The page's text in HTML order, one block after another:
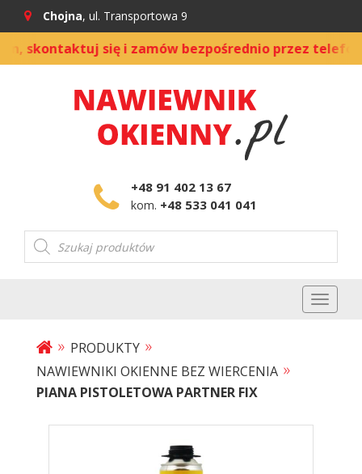
Chojna, ul. Transportowa 9
się i zamów bezpośrednio przez telefon |
+48 91 402 13 67
kom. +48 533 041 041
Wyszukiwarka
produktów
Toggle
» PRODUKTY »
NAWIEWNIKI OKIENNE BEZ WIERCENIA »
PIANA PISTOLETOWA PARTNER FIX